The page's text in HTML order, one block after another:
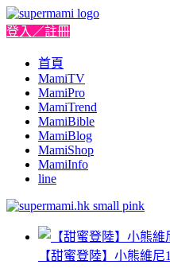
登入／註冊
首頁
MamiTV
MamiPro
MamiTrend
MamiBible
MamiBlog
MamiShop
MamiInfo
line
【甜蜜登陸】小熊維